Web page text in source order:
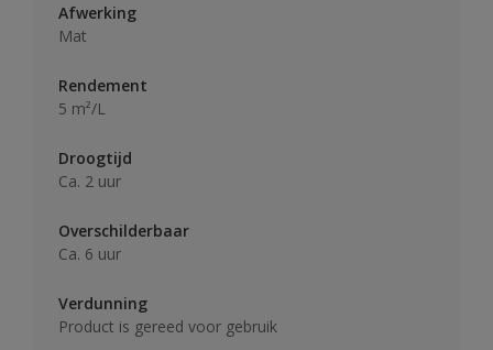
Afwerking
Mat
Rendement
5 m²/L
Droogtijd
Ca. 2 uur
Overschilderbaar
Ca. 6 uur
Verdunning
Product is gereed voor gebruik